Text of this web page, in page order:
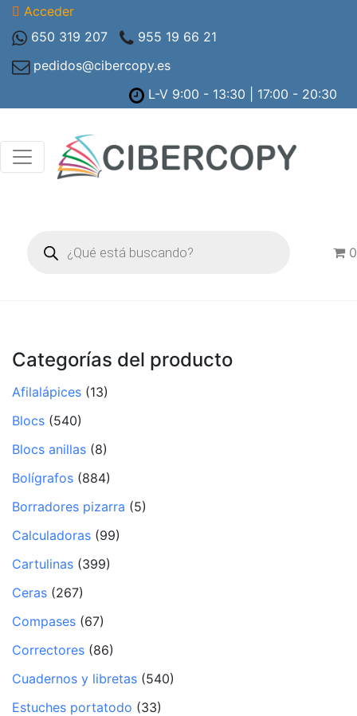
Acceder
650 319 207
955 19 66 21
pedidos@cibercopy.es
L-V 9:00 - 13:30 | 17:00 - 20:30
productos
0
Categorías del producto
Afilalápices (13)
Blocs (540)
Blocs anillas (8)
Bolígrafos (884)
Borradores pizarra (5)
Calculadoras (99)
Cartulinas (399)
Ceras (267)
Compases (67)
Correctores (86)
Cuadernos y libretas (540)
Estuches portatodo (33)